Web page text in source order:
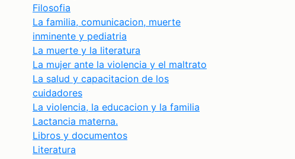
Filosofia
La familia, comunicacion, muerte
inminente y pediatria
La muerte y la literatura
La mujer ante la violencia y el maltrato
La salud y capacitacion de los
cuidadores
La violencia, la educacion y la familia
Lactancia materna.
Libros y documentos
Literatura